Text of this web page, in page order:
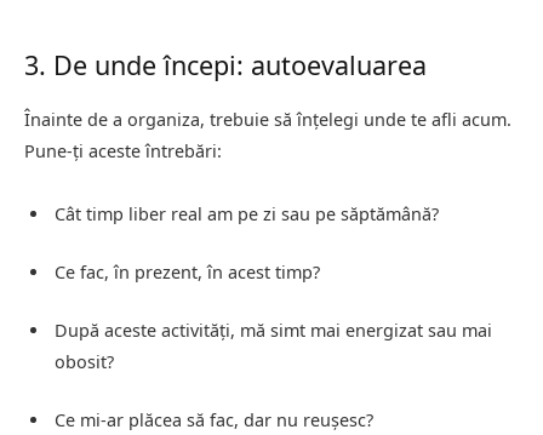
3. De unde începi: autoevaluarea
Înainte de a organiza, trebuie să înțelegi unde te afli acum.
Pune-ți aceste întrebări:
Cât timp liber real am pe zi sau pe săptămână?
Ce fac, în prezent, în acest timp?
După aceste activități, mă simt mai energizat sau mai
obosit?
Ce mi-ar plăcea să fac, dar nu reușesc?